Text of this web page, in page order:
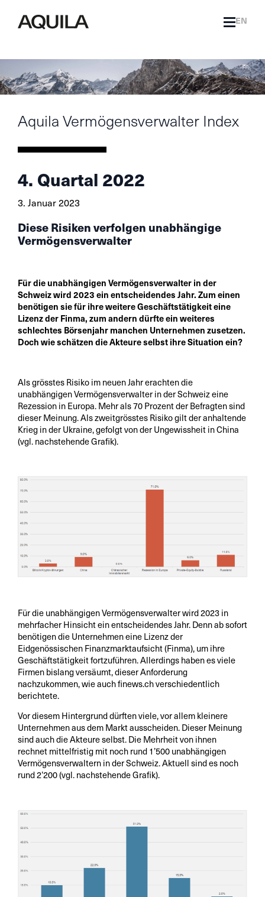
EN
Aquila Vermögensverwalter Index
4. Quartal 2022
3. Januar 2023
Diese Risiken verfolgen unabhängige
Vermögensverwalter
Für die unabhängigen Vermögensverwalter in der
Schweiz wird 2023 ein entscheidendes Jahr. Zum einen
benötigen sie für ihre weitere Geschäftstätigkeit eine
Lizenz der Finma, zum andern dürfte ein weiteres
schlechtes Börsenjahr manchen Unternehmen zusetzen.
Doch wie schätzen die Akteure selbst ihre Situation ein?
Als grösstes Risiko im neuen Jahr erachten die
unabhängigen Vermögensverwalter in der Schweiz eine
Rezession in Europa. Mehr als 70 Prozent der Befragten sind
dieser Meinung. Als zweitgrösstes Risiko gilt der anhaltende
Krieg in der Ukraine, gefolgt von der Ungewissheit in China
(vgl. nachstehende Grafik).
Für die unabhängigen Vermögensverwalter wird 2023 in
mehrfacher Hinsicht ein entscheidendes Jahr. Denn ab sofort
benötigen die Unternehmen eine Lizenz der
Eidgenössischen Finanzmarktaufsicht (Finma), um ihre
Geschäftstätigkeit fortzuführen. Allerdings haben es viele
Firmen bislang versäumt, dieser Anforderung
nachzukommen, wie auch finews.ch verschiedentlich
berichtete.
Vor diesem Hintergrund dürften viele, vor allem kleinere
Unternehmen aus dem Markt ausscheiden. Dieser Meinung
sind auch die Akteure selbst. Die Mehrheit von ihnen
rechnet mittelfristig mit noch rund 1’500 unabhängigen
Vermögensverwaltern in der Schweiz. Aktuell sind es noch
rund 2’200 (vgl. nachstehende Grafik).